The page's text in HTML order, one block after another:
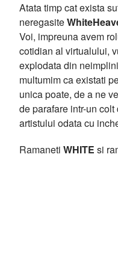
Atata timp cat exista
neregasite
Voi, impreuna avem
cotidian al virtualului,
explodata din
multumim ca existati
unica poate, de a ne
de parafare intr-un
artistului odata cu
Ramaneti WHITE si